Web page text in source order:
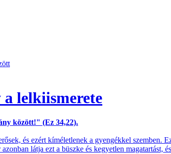
lelkiismerete
között!" (Ez 34,22).
és ezért kíméletlenek a gyengékkel szemben.
látja ezt a büszke és kegyetlen magatartást,